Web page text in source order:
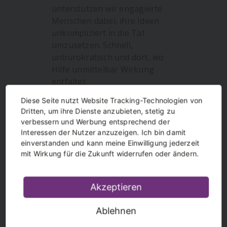
entfaltet.
mehr Infos
Helden der Heimat
Diese Seite nutzt Website Tracking-Technologien von
Dritten, um ihre Dienste anzubieten, stetig zu
verbessern und Werbung entsprechend der
Interessen der Nutzer anzuzeigen. Ich bin damit
einverstanden und kann meine Einwilligung jederzeit
mit Wirkung für die Zukunft widerrufen oder ändern.
Akzeptieren
Ablehnen